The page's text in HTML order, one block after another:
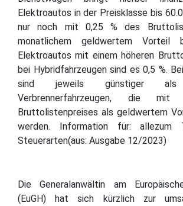
Elektroautos in der Preisklasse bis
nur noch mit 0,25 % des
monatlichem geldwertem Vorteil
Elektroautos mit einem höheren
bei Hybridfahrzeugen sind es 0,5 %.
sind jeweils günstiger
Verbrennerfahrzeugen, die
Bruttolistenpreises als geldwertem
werden. Information für: allezum
Steuerarten(aus: Ausgabe 12/2023)
Die Generalanwältin am
(EuGH) hat sich kürzlich zur